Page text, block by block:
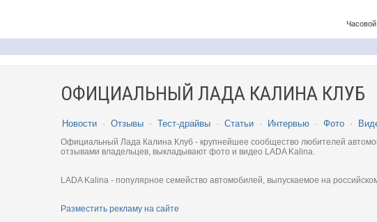
ОФИЦИАЛЬНЫЙ ЛАДА КАЛИНА КЛУБ
Новости · Отзывы · Тест-драйвы · Статьи · Интервью · Фото ·
Официальный Лада Калина Клуб - крупнейшее сообщество любителей
отзывами владельцев, выкладывают фото и видео LADA Kalina.
LADA Kalina - популярное семейство автомобилей, выпускаемое на
Разместить рекламу на сайте